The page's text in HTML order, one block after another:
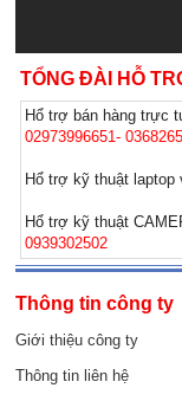
TỔNG ĐÀI HỖ
Hổ trợ bán hàng trực
02973996651-
Hổ trợ kỹ thuật
Hổ trợ kỹ thuật
0939302502
Thông tin công ty
Giới thiệu công ty
Thông tin liên hệ